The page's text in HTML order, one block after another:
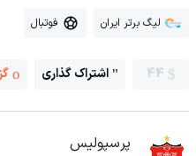
لیگ برتر ایران فوتبال
44 اشتراک گذاری
پرسپولیس